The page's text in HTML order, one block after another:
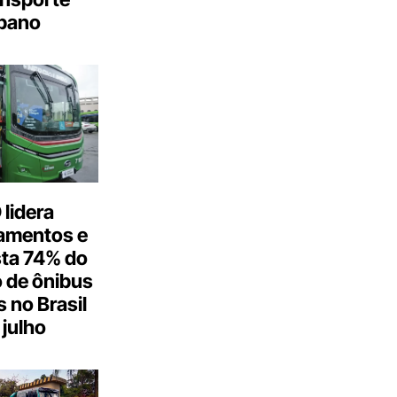
lidera
e
74% do
de ônibus
no Brasil